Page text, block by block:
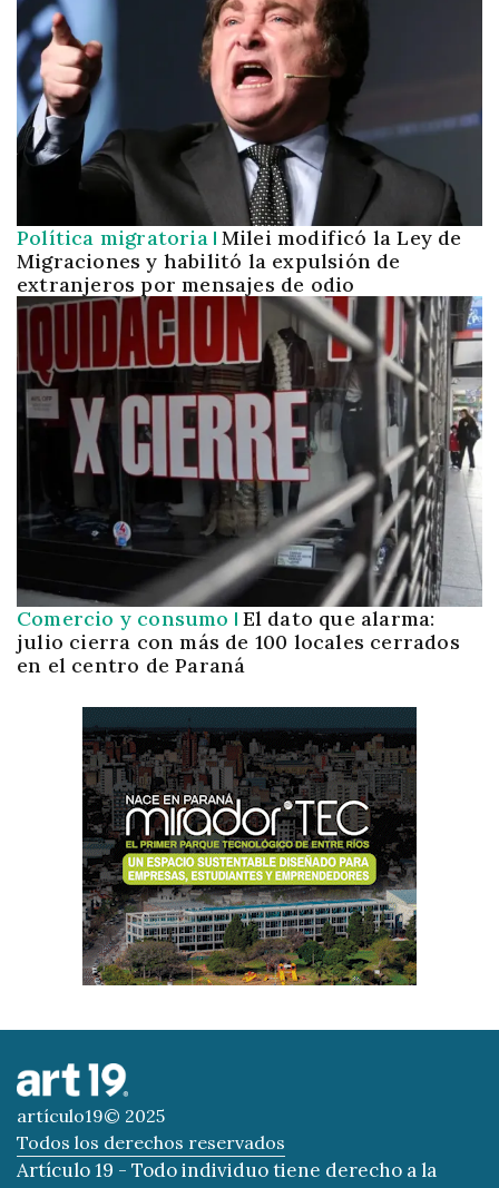
Política migratoria Milei modificó la Ley de
Migraciones y habilitó la expulsión de
extranjeros por mensajes de odio
Comercio y consumo
El dato que alarma:
julio cierra con más de 100 locales cerrados
en el centro de Paraná
artículo19© 2025
Todos los derechos reservados
Artículo 19 - Todo individuo tiene derecho a la